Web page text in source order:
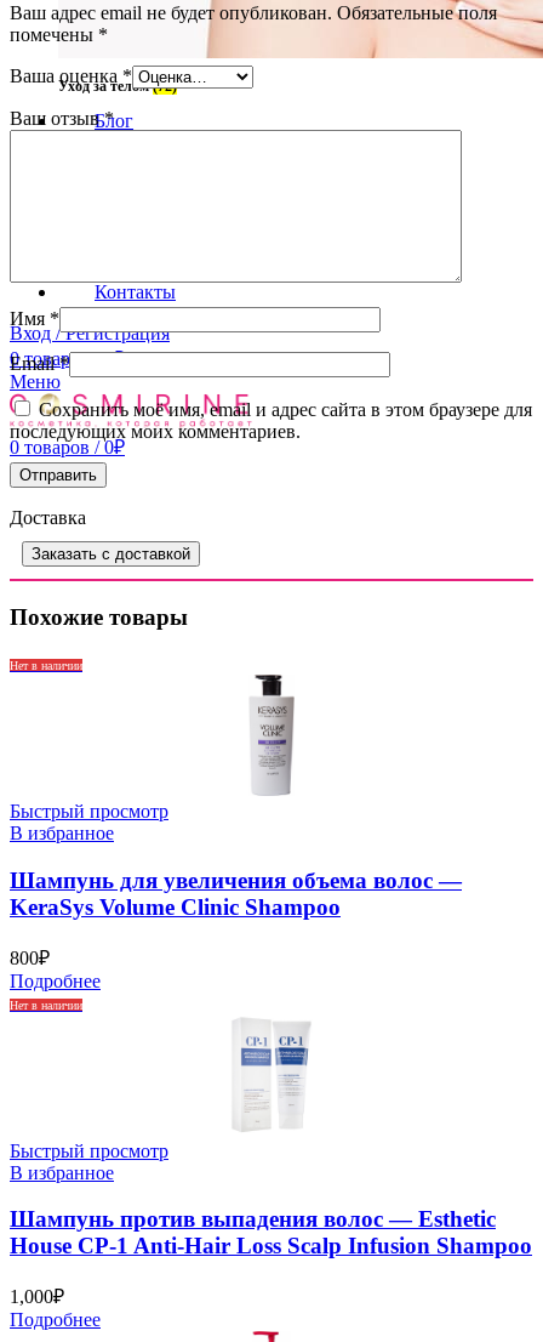
Уход за телом(72)
Блог
Контакты
Вход / Регистрация
0товаров / 0₽
Меню
0 товаров / 0₽
Ваш адрес email не будет опубликован. Обязательные поля
помечены *
Ваша оценка *
Ваш отзыв*
Имя *
Email*
Сохранить моё имя, email и адрес сайта в этом браузере для
последующих моих комментариев.
Доставка
Заказать с доставкой
Похожие товары
Нет в наличии
Быстрый просмотр
В избранное
Шампунь для увеличения объема волос —
KeraSys Volume Clinic Shampoo
800₽
Подробнее
Нет в наличии
Быстрый просмотр
В избранное
Шампунь против выпадения волос — Esthetic
House CP-1 Anti-Hair Loss Scalp Infusion Shampoo
1,000₽
Подробнее